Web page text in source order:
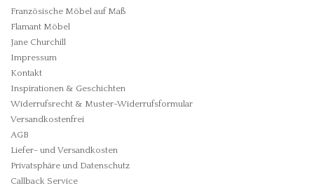
Französische Möbel auf Maß
Flamant Möbel
Jane Churchill
Impressum
Kontakt
Inspirationen & Geschichten
Widerrufsrecht & Muster-Widerrufsformular
Versandkostenfrei
AGB
Liefer- und Versandkosten
Privatsphäre und Datenschutz
Callback Service